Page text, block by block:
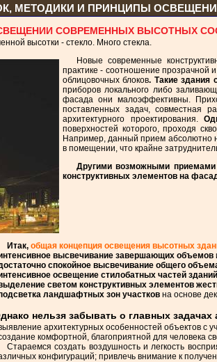
МЕТОДИКИ И ПРИНЦИПЫ
СОВРЕМЕННЫХ ВЫСОТНЫХ
высотки - стекло. Много стекла.
Новые современные
практике - соотношение прозрачной
облицовочных блоков. Такие здания
приборов локального либо
фасада они малоэффективны.
поставленных задач, совместная
архитектурного проектирования.
поверхностей которого, проходя
Например, данный прием абсолютно
в помещении, что крайне
Другими возможными приемами
конструктивных элементов на
Итак, общая концепция освещения высотных
высвечивание завершающих объемов
спокойное высвечивание общего
освещение стилобатных частей зданий
светом конструктивных элементов
ландшафтных зон участков на основе
нельзя забывать о главных
архитектурных особенностей объектов с
комфортной, благоприятной для человека
Стараемся создать воздушность и легкость
конфигураций; привлечь внимание к